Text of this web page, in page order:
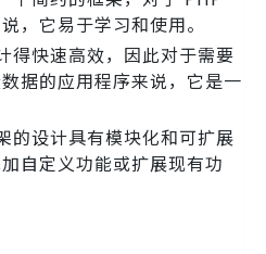
，它易于学习和使用。
得快速高效，因此对于需要
据的应用程序来说，它是一
的设计具有模块化和可扩展
自定义功能或扩展现有功